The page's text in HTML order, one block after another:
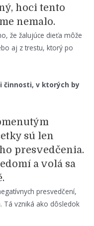
hoci tento
nemalo.
že žalujúce dieťa môže
aj z trestu, ktorý po
činnosti, v ktorých by
sú len
presvedčenia.
a volá sa
presvedčení,
Tá vzniká ako dôsledok